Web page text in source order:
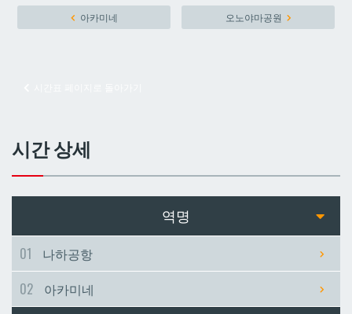
아카미네 오노야마공원
시간 상세
역명
01
나하공항
02
아카미네